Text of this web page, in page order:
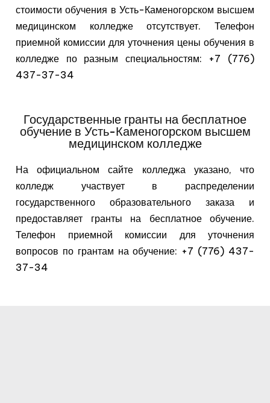
стоимости обучения в Усть-Каменогорском высшем
медицинском колледже отсутствует. Телефон
приемной комиссии для уточнения цены обучения в
колледже по разным специальностям: +7 (776)
437-37-34
Государственные гранты на бесплатное
обучение в Усть-Каменогорском высшем
медицинском колледже
На официальном сайте колледжа указано, что
колледж участвует в распределении
государственного образовательного заказа и
предоставляет гранты на бесплатное обучение.
Телефон приемной комиссии для уточнения
вопросов по грантам на обучение: +7 (776) 437-
37-34